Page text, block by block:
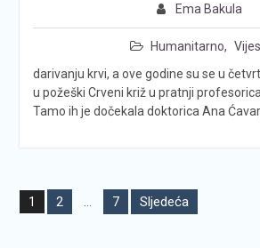
Ema Bakula
Humanitarno,
darivanju krvi, a ove godine su se u
u požeški Crveni križ u pratnji
Tamo ih je dočekala doktorica Ana
Brojevi
stranica
1 2 7 Sljedeća